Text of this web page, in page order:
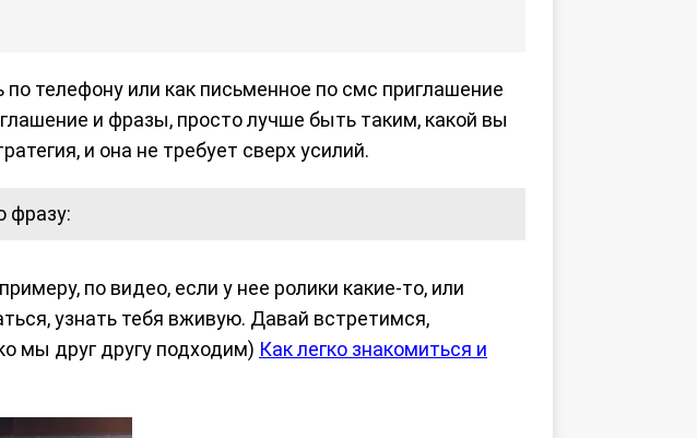
телефону или как письменное по смс приглашение
и фразы, просто лучше быть таким, какой вы
и она не требует сверх усилий.
фразу:
по видео, если у нее ролики какие-то, или
узнать тебя вживую. Давай встретимся,
мы друг другу подходим) Как легко знакомиться и